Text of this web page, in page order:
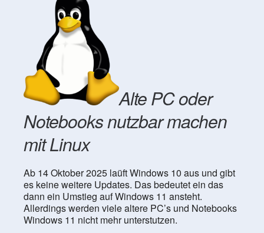
Alte PC oder
Notebooks nutzbar machen
mit Linux
Ab 14 Oktober 2025 laüft Windows 10 aus und gibt
es keine weitere Updates. Das bedeutet ein das
dann ein Umstieg auf Windows 11 ansteht.
Allerdings werden viele altere PC’s und Notebooks
Windows 11 nicht mehr unterstutzen.